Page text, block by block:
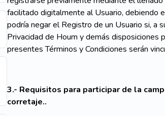
facilitado digitalmente al Usuario,
podría negar el Registro de un Usuario si, a
Privacidad de Houm y demás
presentes Términos y Condiciones serán
3.- Requisitos para participar de la
corretaje..